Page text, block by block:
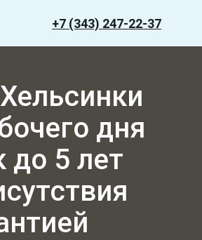
+7 (343) 247-22-37
дня
до 5 лет